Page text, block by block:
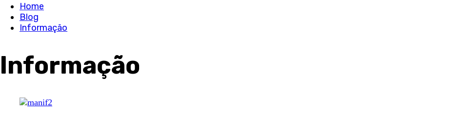
Home
Blog
Informação
Informação